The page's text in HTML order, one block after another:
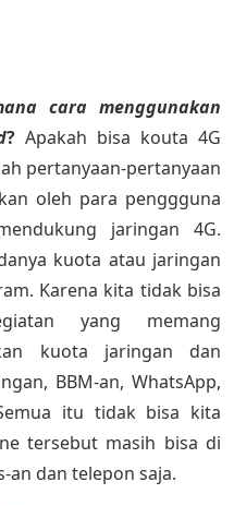
cara menggunakan
? Apakah bisa kouta 4G
pertanyaan-pertanyaan
oleh para penggguna
jaringan 4G.
kuota atau jaringan
Karena kita tidak bisa
yang memang
kuota jaringan dan
BBM-an, WhatsApp,
itu tidak bisa kita
tersebut masih bisa di
an dan telepon saja.